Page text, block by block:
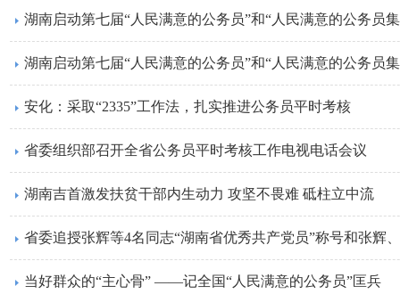
湖南启动第七届“人民满意的公务员”和“人民满意的公务员
湖南启动第七届“人民满意的公务员”和“人民满意的公务员
安化：采取“2335”工作法，扎实推进公务员平时考核
省委组织部召开全省公务员平时考核工作电视电话会议
湖南吉首激发扶贫干部内生动力 攻坚不畏难 砥柱立中流
当好群众的“主心骨” ——记全国“人民满意的公务员”匡兵